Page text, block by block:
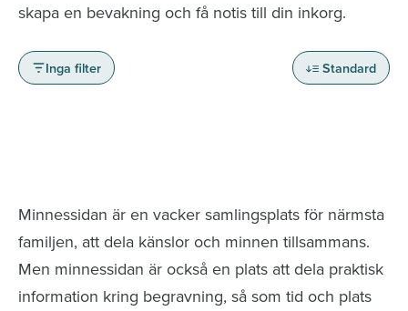
skapa en bevakning och få notis till din inkorg.
Inga filter Standard
Minnessidan är en vacker samlingsplats för närmsta
familjen, att dela känslor och minnen tillsammans.
Men minnessidan är också en plats att dela praktisk
information kring begravning, så som tid och plats